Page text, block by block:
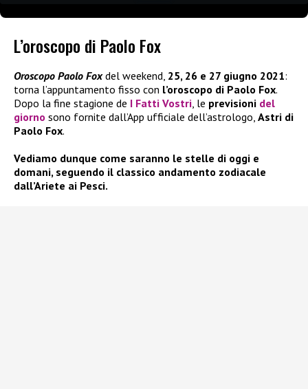
L’oroscopo di Paolo Fox
Oroscopo Paolo Foxdel weekend, 25, 26 e 27 giugno 2021:
torna l’appuntamento fisso con l’oroscopo di Paolo Fox.
Dopo la fine stagione de I Fatti Vostri, le previsioni del
giorno sono fornite dall’App ufficiale dell’astrologo, Astri di
Paolo Fox.
Vediamo dunque come saranno le stelle di oggi e
domani, seguendo il classico andamento zodiacale
dall’Ariete ai Pesci.